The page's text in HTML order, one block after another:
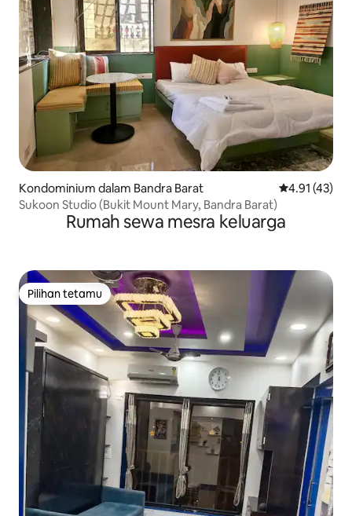
Kondominium dalam Bandra Barat Penarafan
4.91 (43)
Sukoon Studio (Bukit Mount Mary, Bandra Barat)
Rumah sewa mesra keluarga
Pilihan tetamu
Pilihan tetamu